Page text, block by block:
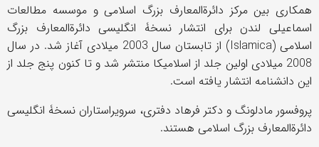
همکاری بین مرکز دائرةالمعارف بزرگ اسلامی و موسسه مطالعات
اسماعیلی لندن برای انتشار نسخۀ انگلیسی دائرةالمعارف بزرگ
اسلامی (Islamica)
از تابستان سال 2003 میلادی آغاز شد. در سال
2008 میلادی اولین جلد از اسلامیکا منتشر شد و تا کنون پنج جلد از
این دانشنامه انتشار یافته است.
پروفسور مادلونگ و دکتر فرهاد دفتری، سرویراستاران نسخۀ انگلیسی
دائرةالمعارف بزرگ اسلامی هستند.